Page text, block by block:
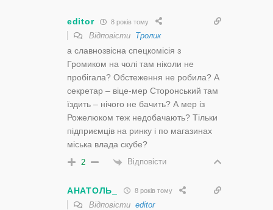
editor 8 років тому
Відповісти Тролик
а славнозвісна спецкомісія з
Громиком на чолі там ніколи не
пробігала? Обстеження не робила? А
секретар – віце-мер Сторонський там
їздить – нічого не бачить? А мер із
Рожелюком теж недобачають? Тільки
підприємців на ринку і по магазинах
міська влада скубе?
2 Відповісти
АНАТОЛЬ_ 8 років тому
Відповісти editor